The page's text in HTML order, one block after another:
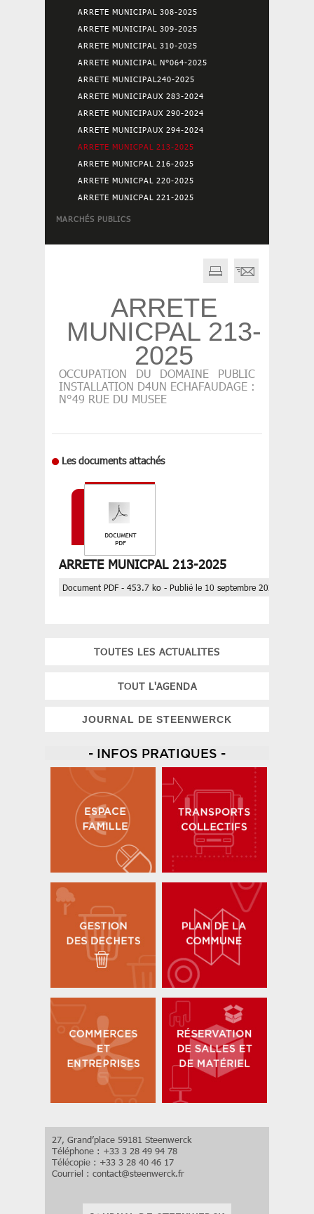
ARRETE MUNICIPAL 308-2025
ARRETE MUNICIPAL 309-2025
ARRETE MUNICIPAL 310-2025
ARRETE MUNICIPAL N°064-2025
ARRETE MUNICIPAL240-2025
ARRETE MUNICIPAUX 283-2024
ARRETE MUNICIPAUX 290-2024
ARRETE MUNICIPAUX 294-2024
ARRETE MUNICPAL 213-2025
ARRETE MUNICPAL 216-2025
ARRETE MUNICPAL 220-2025
ARRETE MUNICPAL 221-2025
MARCHÉS PUBLICS
ARRETE
MUNICPAL 213-
2025
OCCUPATION DU DOMAINE PUBLIC
INSTALLATION D4UN ECHAFAUDAGE :
N°49 RUE DU MUSEE
Les documents attachés
ARRETE MUNICPAL 213-2025
Document PDF - 453.7 ko - Publié le 10 septembre 2025
TOUTES LES ACTUALITES
TOUT L'AGENDA
JOURNAL DE STEENWERCK
- INFOS PRATIQUES -
27, Grand’place 59181 Steenwerck
Téléphone : +33 3 28 49 94 78
Télécopie : +33 3 28 40 46 17
Courriel : contact@steenwerck.fr